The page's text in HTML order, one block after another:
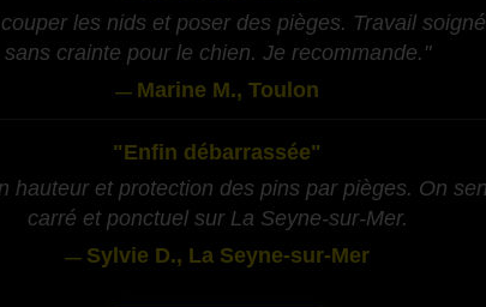
les nids et poser des pièges. Travail
sans crainte pour le chien. Je recommande."
— Marine M., Toulon
"Enfin débarrassée"
hauteur et protection des pins par pièges. On
carré et ponctuel sur La Seyne-sur-Mer.
— Sylvie D., La Seyne-sur-Mer